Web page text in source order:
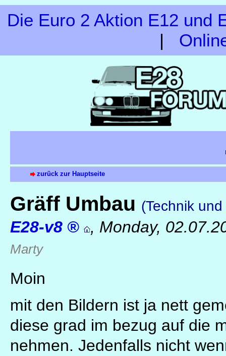
Die Euro 2 Aktion E12 und
|
zurück zur Hauptseite
Gräff Umbau (Technik
E28-v8 , Monday,
Marty
Moin
mit den Bildern ist ja nett
diese grad im bezug auf die
nehmen. Jedenfalls nicht